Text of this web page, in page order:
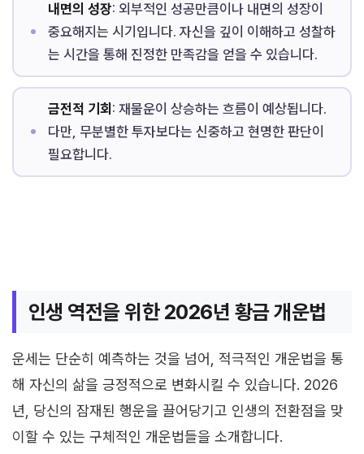
내면의 성장: 외부적인 성공만큼이나 내면의 성장이
중요해지는 시기입니다. 자신을 깊이 이해하고 성찰하
는 시간을 통해 진정한 만족감을 얻을 수 있습니다.
금전적 기회 : 재물운이 상승하는 흐름이 예상됩니다.
다만, 무분별한 투자보다는 신중하고 현명한 판단이
필요합니다.
인생 역전을 위한 2026년 황금 개운법
운세는 단순히 예측하는 것을 넘어, 적극적인 개운법을 통
해 자신의 삶을 긍정적으로 변화시킬 수 있습니다. 2026
년, 당신의 잠재된 행운을 끌어당기고 인생의 전환점을 맞
이할 수 있는 구체적인 개운법들을 소개합니다.